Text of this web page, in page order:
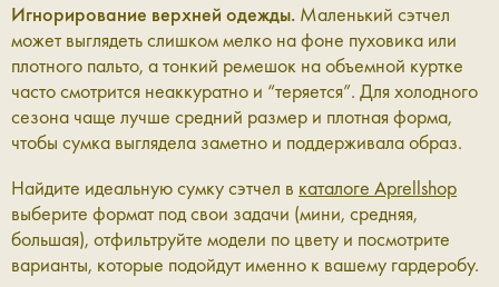
Игнорирование верхней одежды. Маленький сэтчел
может выглядеть слишком мелко на фоне пуховика или
плотного пальто, а тонкий ремешок на объемной куртке
часто смотрится неаккуратно и “теряется”. Для холодного
сезона чаще лучше средний размер и плотная форма,
чтобы сумка выглядела заметно и поддерживала образ.
Найдите идеальную сумку сэтчел в каталоге Aprellshop
выберите формат под свои задачи (мини, средняя,
большая), отфильтруйте модели по цвету и посмотрите
варианты, которые подойдут именно к вашему гардеробу.